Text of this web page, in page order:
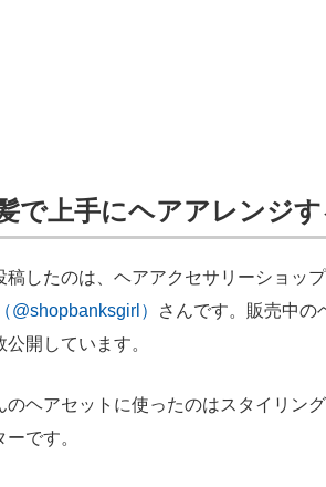
で上手にヘアアレンジ
したのは、ヘアアクセサリーショッ
@shopbanksgirl）
さんです。販売中の
開しています。
ヘアセットに使ったのはスタイリン
です。